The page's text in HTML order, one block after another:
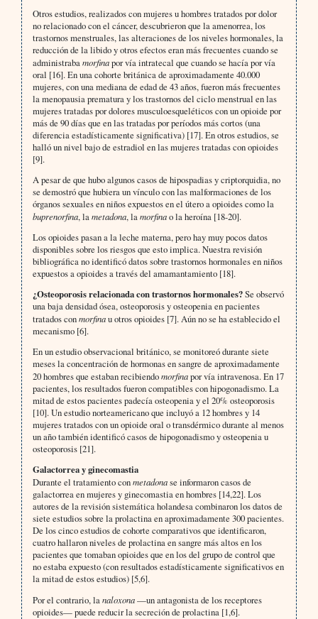
Otros estudios, realizados con mujeres u hombres tratados por dolor
no relacionado con el cáncer, descubrieron que la amenorrea, los
trastornos menstruales, las alteraciones de los niveles hormonales, la
reducción de la libido y otros efectos eran más frecuentes cuando se
administrabamorfinapor vía intratecal que cuando se hacía por vía
oral [16]. En una cohorte británica de aproximadamente 40.000
mujeres, con una mediana de edad de 43 años, fueron más frecuentes
la menopausia prematura y los trastornos del ciclo menstrual en las
mujeres tratadas por dolores musculoesqueléticos con un opioide por
más de 90 días que en las tratadas por períodos más cortos (una
diferencia estadísticamente significativa) [17]. En otros estudios, se
halló un nivel bajo de estradiol en las mujeres tratadas con opioides
[9].
A pesar de que hubo algunos casos de hipospadias y criptorquidia, no
se demostró que hubiera un vínculo con las malformaciones de los
órganos sexuales en niños expuestos en el útero a opioides como la
buprenorfina, lametadona, lamorfinao la heroína [18-20].
Los opioides pasan a la leche materna, pero hay muy pocos datos
disponibles sobre los riesgos que esto implica. Nuestra revisión
bibliográfica no identificó datos sobre trastornos hormonales en niños
expuestos a opioides a través del amamantamiento [18].
¿Osteoporosis relacionada con trastornos hormonales?Se observó
una baja densidad ósea, osteoporosis y osteopenia en pacientes
tratados conmorfinau otros opioides [7]. Aún no se ha establecido el
mecanismo [6].
En un estudio observacional británico, se monitoreó durante siete
meses la concentración de hormonas en sangre de aproximadamente
20 hombres que estaban recibiendomorfinapor vía intravenosa. En 17
pacientes, los resultados fueron compatibles con hipogonadismo. La
mitad de estos pacientes padecía osteopenia y el 20% osteoporosis
[10]. Un estudio norteamericano que incluyó a 12 hombres y 14
mujeres tratados con un opioide oral o transdérmico durante al menos
un año también identificó casos de hipogonadismo y osteopenia u
osteoporosis [21].
Galactorrea y ginecomastia
Durante el tratamiento conmetadonase informaron casos de
galactorrea en mujeres y ginecomastia en hombres [14,22]. Los
autores de la revisión sistemática holandesa combinaron los datos de
siete estudios sobre la prolactina en aproximadamente 300 pacientes.
De los cinco estudios de cohorte comparativos que identificaron,
cuatro hallaron niveles de prolactina en sangre más altos en los
pacientes que tomaban opioides que en los del grupo de control que
no estaba expuesto (con resultados estadísticamente significativos en
la mitad de estos estudios) [5,6].
Por el contrario, lanaloxona—un antagonista de los receptores
opioides— puede reducir la secreción de prolactina [1,6].